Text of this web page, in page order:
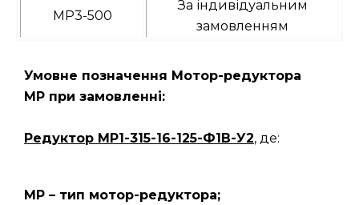
МР3-500
За індивідуальним
замовленням
Умовне позначення Мотор-редуктора
МР при замовленні:
Редуктор МР1-315-16-125-Ф1В-У2, де:
МР – тип мотор-редуктора;